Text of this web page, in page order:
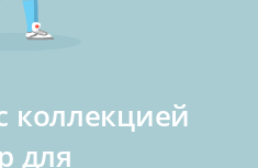
коллекцией
для